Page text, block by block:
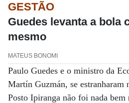
GESTÃO
Guedes levanta a bola
mesmo
MATEUS BONOMI
Paulo Guedes e o ministro da
Martín Guzmán, se estranharam
Posto Ipiranga não foi nada bem